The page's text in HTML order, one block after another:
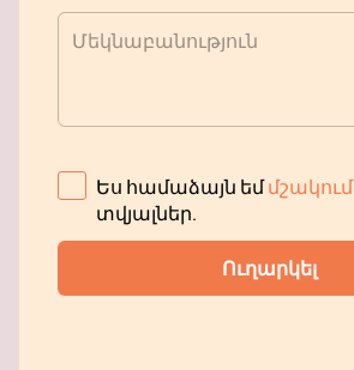
Մեկնաբանություն
Ես համաձայն եմմշակում
տվյալներ.
Ուղարկել